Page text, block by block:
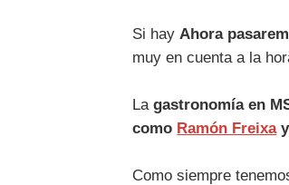
Si hayAhora
muy en cuenta a la
Lagastronomía en
como Ramón Freixay
Como siempre